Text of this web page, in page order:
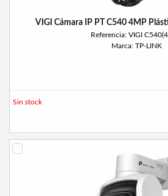
VIGI Cámara IP PT C540 4MP
Referencia: VIGI
Marca: TP-LINK
Sin stock